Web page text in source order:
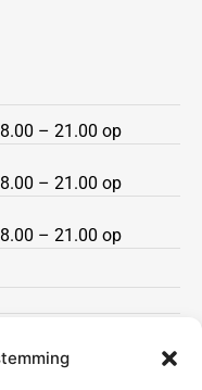
– 21.00 op
– 21.00 op
– 21.00 op